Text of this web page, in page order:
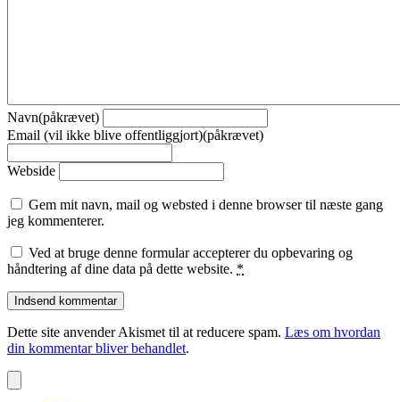
Navn(påkrævet)
Email (vil ikke blive offentliggjort)(påkrævet)
Webside
Gem mit navn, mail og websted i denne browser til næste gang
jeg kommenterer.
Ved at bruge denne formular accepterer du opbevaring og
håndtering af dine data på dette website. *
Dette site anvender Akismet til at reducere spam. Læs om hvordan
din kommentar bliver behandlet.